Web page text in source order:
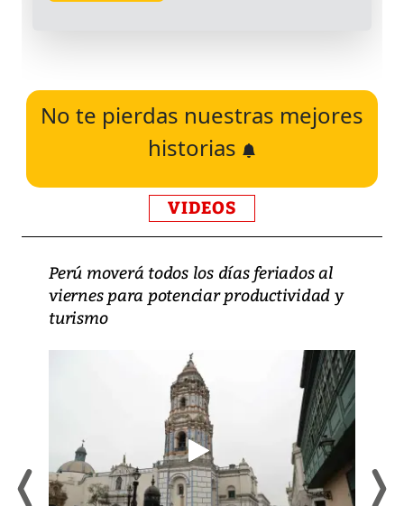
No te pierdas nuestras mejores
historias
VIDEOS
Perú moverá todos los días feriados al
viernes para potenciar productividad y
turismo